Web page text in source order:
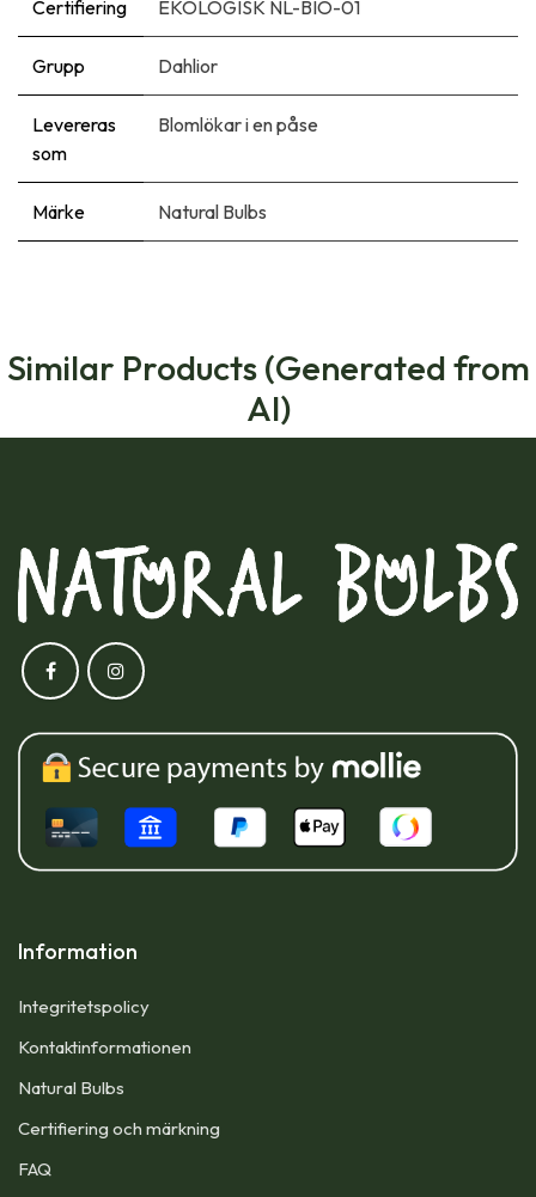
Certifiering EKOLOGISK NL-BIO-01
Grupp Dahlior
Levereras
som
Blomlökar i en påse
Märke Natural Bulbs
Similar Products (Generated from
AI)
Information
Integritetspolicy
Kontaktinformationen
Natural Bulbs
Certifiering och märkning
FAQ